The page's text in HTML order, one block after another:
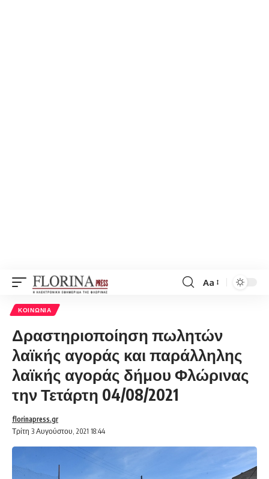
Font
Aa
ΚΟΙΝΩΝΊΑ
Δραστηριοποίηση πωλητών
λαϊκής αγοράς και παράλληλης
λαϊκής αγοράς δήμου Φλώρινας
την Τετάρτη 04/08/2021
Τρίτη 3 Αυγούστου, 2021 18:44
florinapress.gr